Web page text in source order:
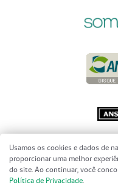
Copyright
Brasil -
Usamos os cookies e dados de
proporcionar uma melhor
do site. Ao continuar, você
Política de Privacidade.